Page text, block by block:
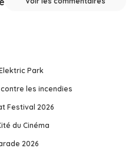
Park
les incendies
Festival 2026
du Cinéma
2026